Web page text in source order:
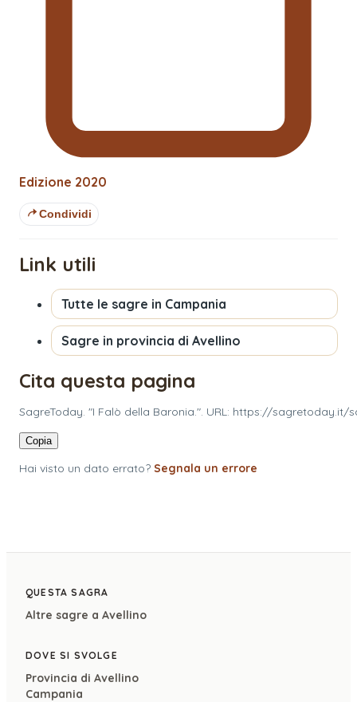
Edizione 2020
Condividi
Link utili
Tutte le sagre in Campania
Sagre in provincia di Avellino
Cita questa pagina
SagreToday. "I Falò della Baronia.". URL: https://
Copia
Hai visto un dato errato? Segnala un errore
QUESTA SAGRA
Altre sagre a Avellino
DOVE SI SVOLGE
Provincia di Avellino
Campania